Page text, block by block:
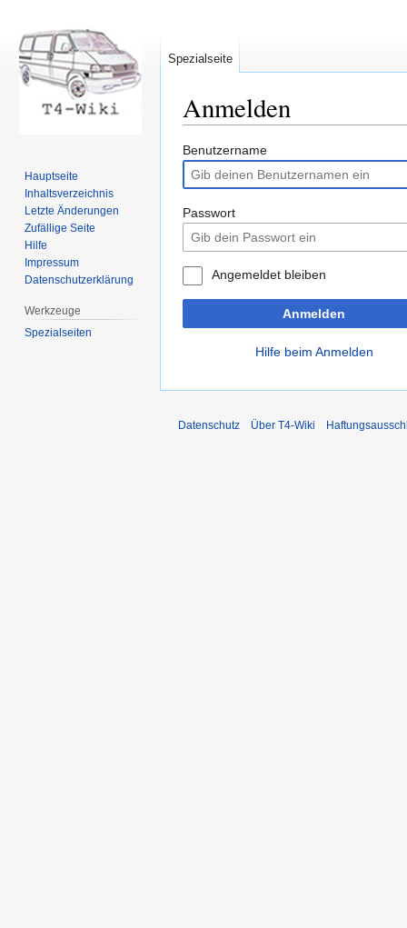
Anmelden
Zur
Navigation
springen
Zur
Suche
springen
Benutzername
Passwort
Angemeldet bleiben
Anmelden
Hilfe beim Anmelden
Spezialseite
Hauptseite
Inhaltsverzeichnis
Letzte Änderungen
Zufällige Seite
Hilfe
Impressum
Datenschutzerklärung
Werkzeuge
Spezialseiten
Datenschutz Über T4-Wiki